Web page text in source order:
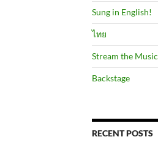
Sung in English!
ไทย
Stream the Music
Backstage
RECENT POSTS